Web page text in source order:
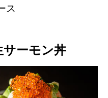
ス
ーモン丼